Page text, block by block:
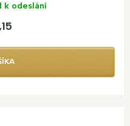
k odeslání